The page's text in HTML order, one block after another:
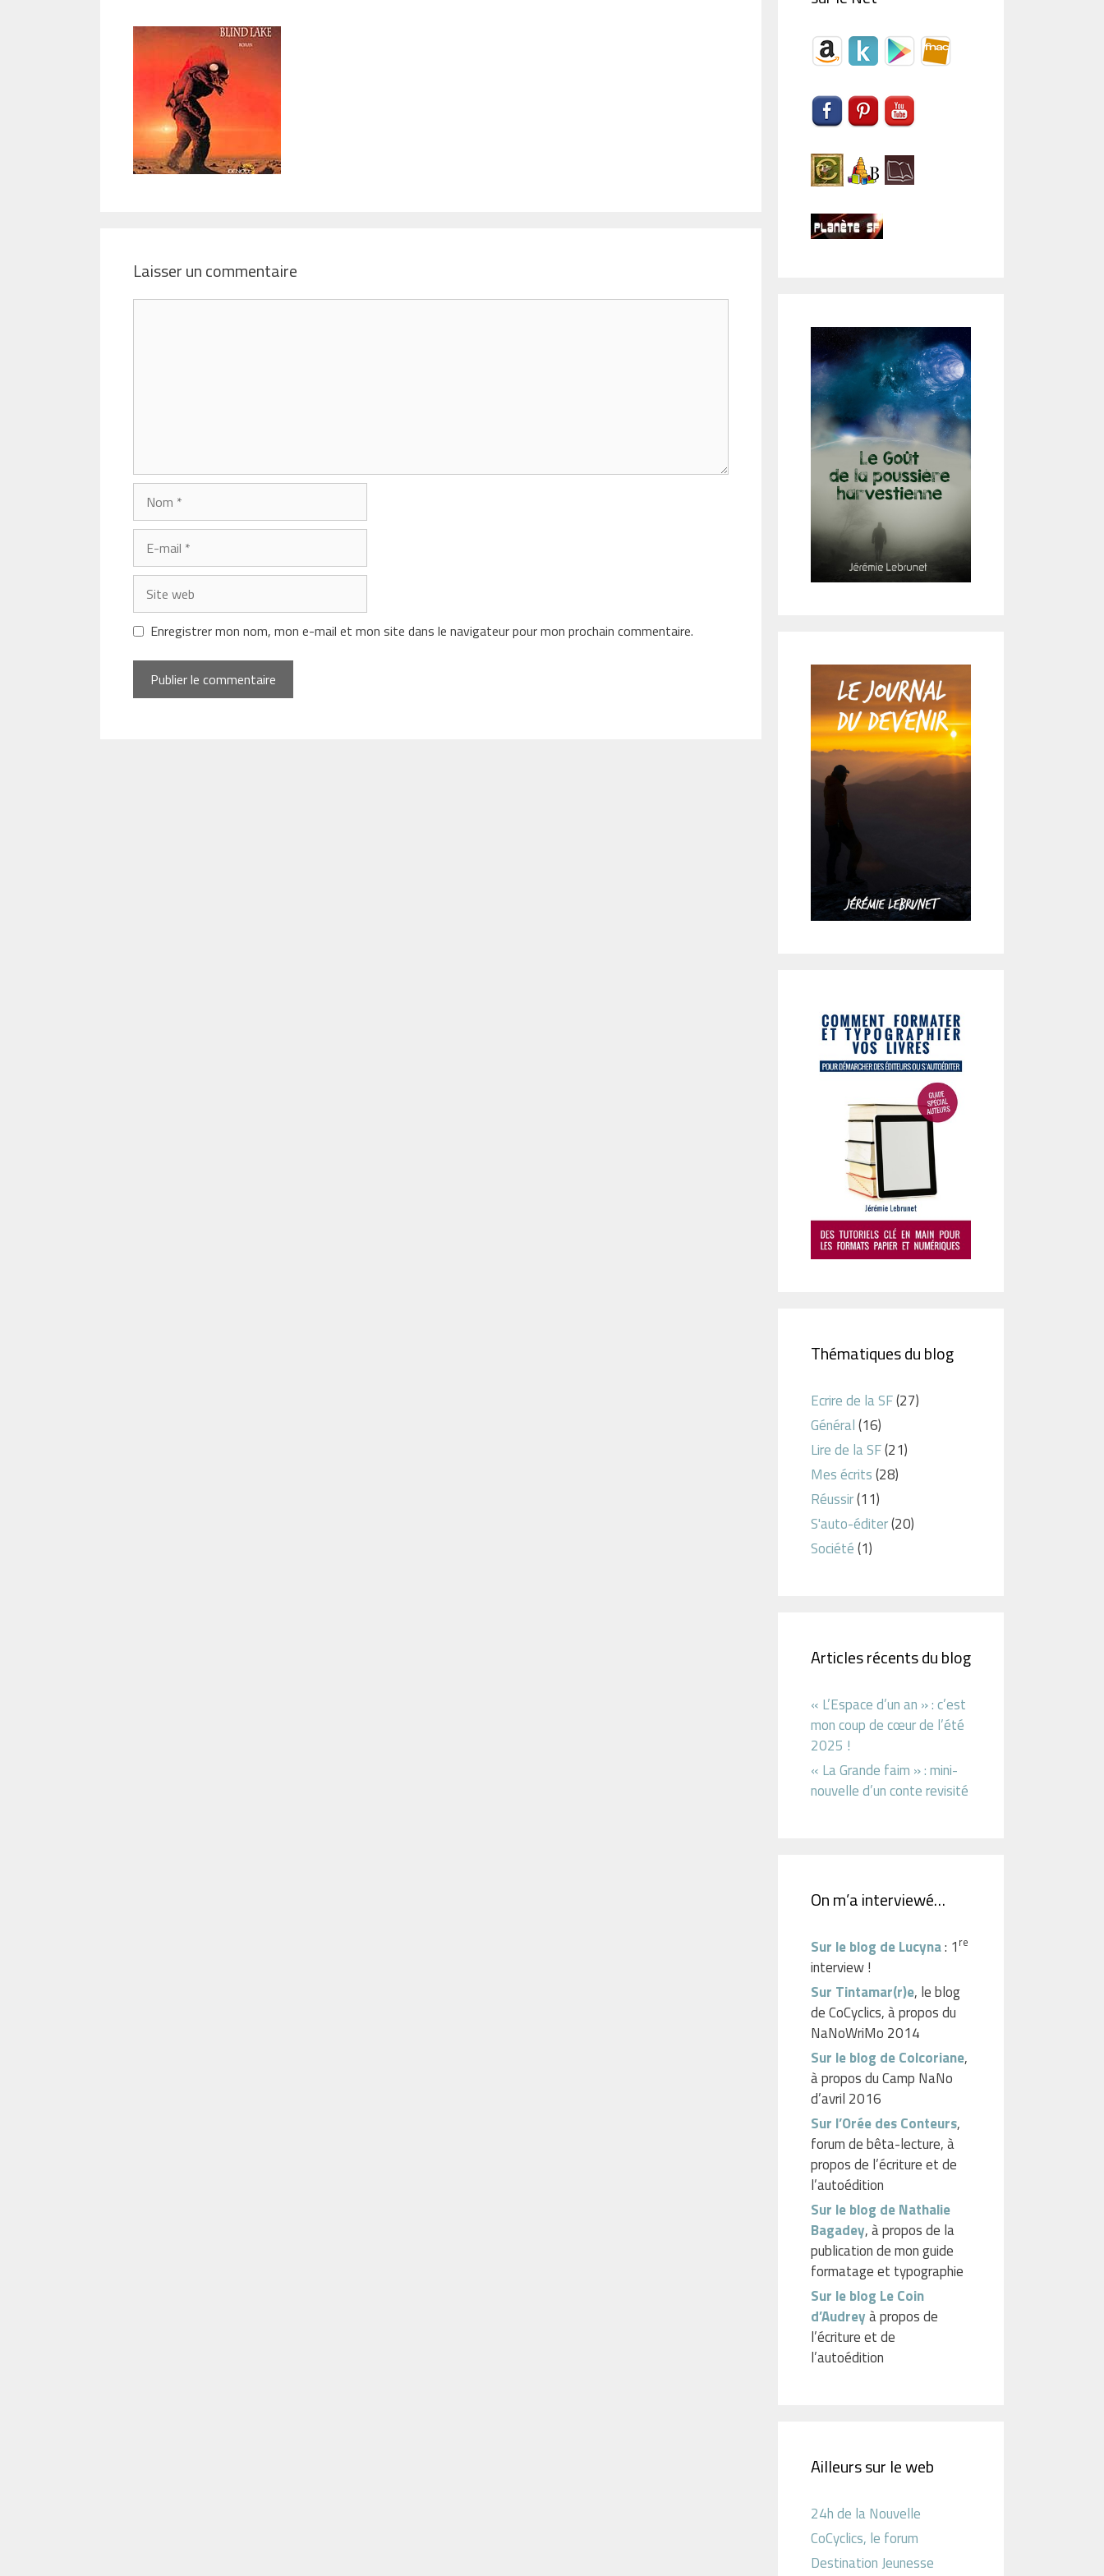
Laisser un commentaire
mail
web
Enregistrer mon nom, mon e-mail et mon site dans le navigateur pour mon prochain commentaire.
Thématiques du blog
Ecrire de la SF(27)
Général(16)
Lire de la SF(21)
Mes écrits(28)
Réussir(11)
S'auto-éditer(20)
Société(1)
Articles récents du blog
« L’Espace d’un an » : c’est
mon coup de cœur de l’été
2025 !
« La Grande faim » : mini-
nouvelle d’un conte revisité
On m’a interviewé…
Sur le blog de Lucyna: 1 re
interview !
Sur Tintamar(r)e, le blog
de CoCyclics, à propos du
NaNoWriMo 2014
Sur le blog de Colcoriane,
à propos du Camp NaNo
d’avril 2016
Sur l’Orée des Conteurs,
forum de bêta-lecture, à
propos de l’écriture et de
l’autoédition
Sur le blog de Nathalie
Bagadey, à propos de la
publication de mon guide
formatage et typographie
Sur le blog Le Coin
d’Audreyà propos de
l’écriture et de
l’autoédition
Ailleurs sur le web
24h de la Nouvelle
CoCyclics, le forum
Destination Jeunesse